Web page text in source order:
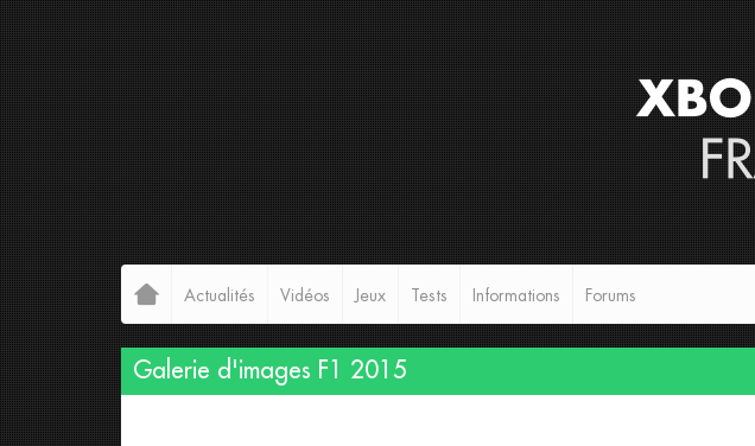
Actualités Vidéos Jeux Tests Informations Forums
Galerie d'images F1 2015